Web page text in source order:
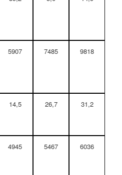
5907 7485 9818
14,5 26,7 31,2
4945 5467 6036